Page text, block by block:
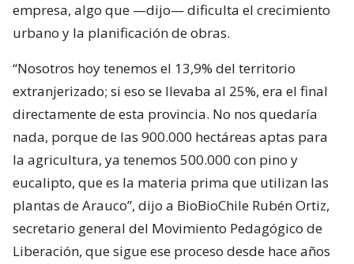
empresa, algo que —dijo— dificulta el crecimiento
urbano y la planificación de obras.
“Nosotros hoy tenemos el 13,9% del territorio
extranjerizado; si eso se llevaba al 25%, era el final
directamente de esta provincia. No nos quedaría
nada, porque de las 900.000 hectáreas aptas para
la agricultura, ya tenemos 500.000 con pino y
eucalipto, que es la materia prima que utilizan las
plantas de Arauco”, dijo a BioBioChile Rubén Ortiz,
secretario general del Movimiento Pedagógico de
Liberación, que sigue ese proceso desde hace años